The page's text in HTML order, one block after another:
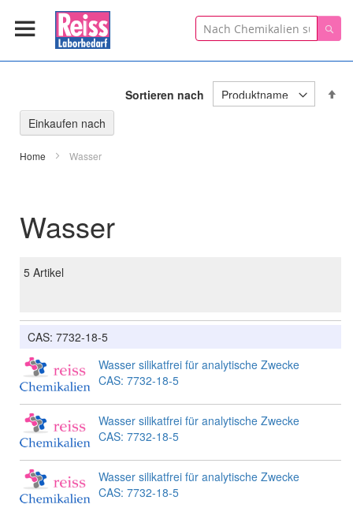
Suche
Home Wasser
Wasser
5 Artikel
Sortieren nach
CAS: 7732-18-5
Wasser silikatfrei für analytische Zwecke
CAS: 7732-18-5
Wasser silikatfrei für analytische Zwecke
CAS: 7732-18-5
Wasser silikatfrei für analytische Zwecke
CAS: 7732-18-5
Einkaufen nach